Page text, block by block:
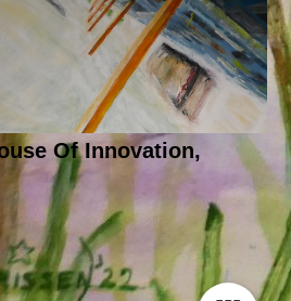
Of Innovation,